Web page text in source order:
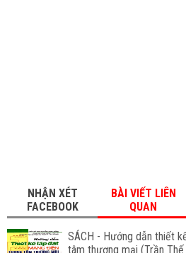
NHẬN XÉT
FACEBOOK
BÀI VIẾT LIÊN
QUAN
SÁCH - Hướng dẫn thiết
tâm thương mại (Trần Thế